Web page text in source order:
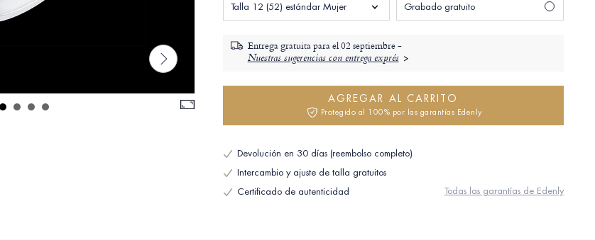
Talla 12 (52) estándar Mujer Grabado gratuito
Entrega gratuita para el02 septiembre -
Nuestras sugerencias con entrega exprés
AGREGAR AL CARRITO
Protegido al 100% por las garantías Edenly
Devolución en 30 días (reembolso completo)
Intercambio y ajuste de talla gratuitos
Certificado de autenticidad
Todas las garantías de Edenly